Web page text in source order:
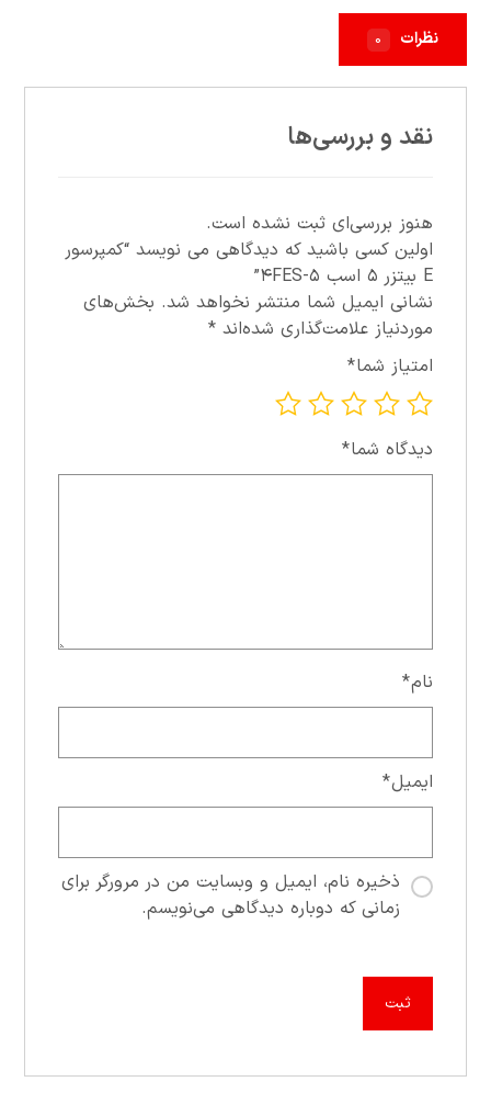
نظرات ۰
نقد و بررسی‌ها
هنوز بررسی‌ای ثبت نشده است.
اولین کسی باشید که دیدگاهی می نویسد “کمپرسور
E بيتزر ۵ اسب ۵-۴FES”
نشانی ایمیل شما منتشر نخواهد شد. بخش‌های
موردنیاز علامت‌گذاری شده‌اند*
امتیاز شما*
دیدگاه شما*
نام*
ایمیل*
ذخیره نام، ایمیل و وبسایت من در مرورگر برای
زمانی که دوباره دیدگاهی می‌نویسم.